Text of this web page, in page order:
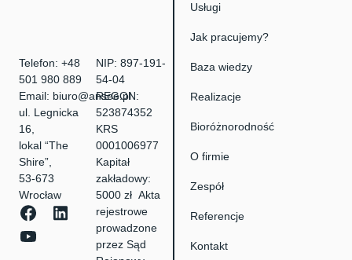
Telefon: +48
501 980 889
Email: biuro@ansee.pl
ul. Legnicka
16,
lokal “The
Shire”,
53-673
Wrocław
NIP: 897-191-
54-04
REGON:
523874352
KRS
0001006977
Kapitał
zakładowy:
5000 zł Akta
rejestrowe
prowadzone
przez Sąd
Usługi
Jak pracujemy?
Baza wiedzy
Realizacje
Bioróżnorodność
O firmie
Zespół
Referencje
Kontakt